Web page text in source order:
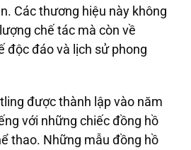
. Các thương hiệu này không
chế tác mà còn về
độc đáo và lịch sử phong
được thành lập vào năm
với những chiếc đồng hồ
thao. Những mẫu đồng hồ